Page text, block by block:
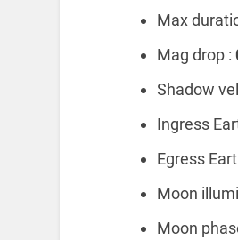
Max
Mag drop :
Shadow
Ingress
Egress
Moon
Moon